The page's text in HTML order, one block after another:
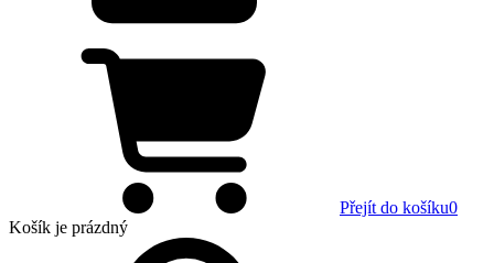
Přejít do košíku0
Košík je prázdný